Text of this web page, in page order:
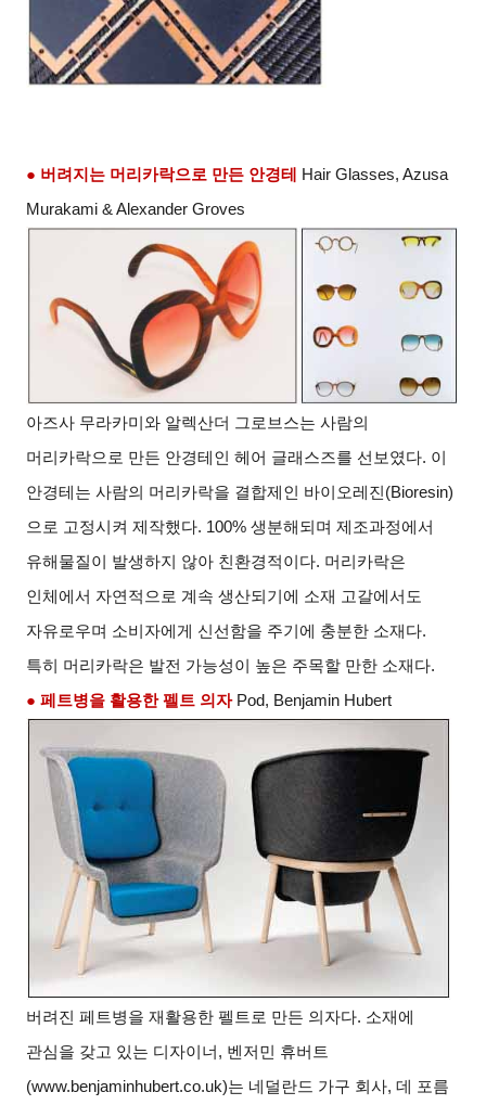
● 버려지는 머리카락으로 만든 안경테
Hair Glasses, Azusa
Murakami & Alexander Groves
아즈사 무라카미와 알렉산더 그로브스는 사람의
머리카락으로 만든 안경테인 헤어 글래스즈를 선보였다. 이
안경테는 사람의 머리카락을 결합제인 바이오레진(Bioresin)
으로 고정시켜 제작했다. 100% 생분해되며 제조과정에서
유해물질이 발생하지 않아 친환경적이다. 머리카락은
인체에서 자연적으로 계속 생산되기에 소재 고갈에서도
자유로우며 소비자에게 신선함을 주기에 충분한 소재다.
특히 머리카락은 발전 가능성이 높은 주목할 만한 소재다.
● 페트병을 활용한 펠트 의자 Pod, Benjamin Hubert
버려진 페트병을 재활용한 펠트로 만든 의자다. 소재에
관심을 갖고 있는 디자이너, 벤저민 휴버트
(www.benjaminhubert.co.uk)는 네덜란드 가구 회사, 데 포름